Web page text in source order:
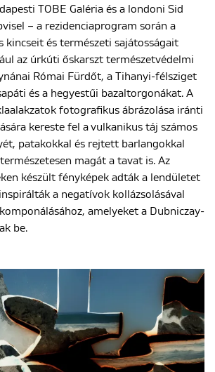
TOBE Galéria és a londoni Sid
– a rezidenciaprogram során a
kincseit és természeti sajátosságait
az úrkúti őskarszt természetvédelmi
Római Fürdőt, a Tihanyi-félsziget
és a hegyestűi bazaltorgonákat. A
fotografikus ábrázolása iránti
kereste fel a vulkanikus táj számos
patakokkal és rejtett barlangokkal
magát a tavat is. Az
készült fényképek adták a lendületet
a negatívok kollázsolásával
amelyeket a Dubniczay-
be.